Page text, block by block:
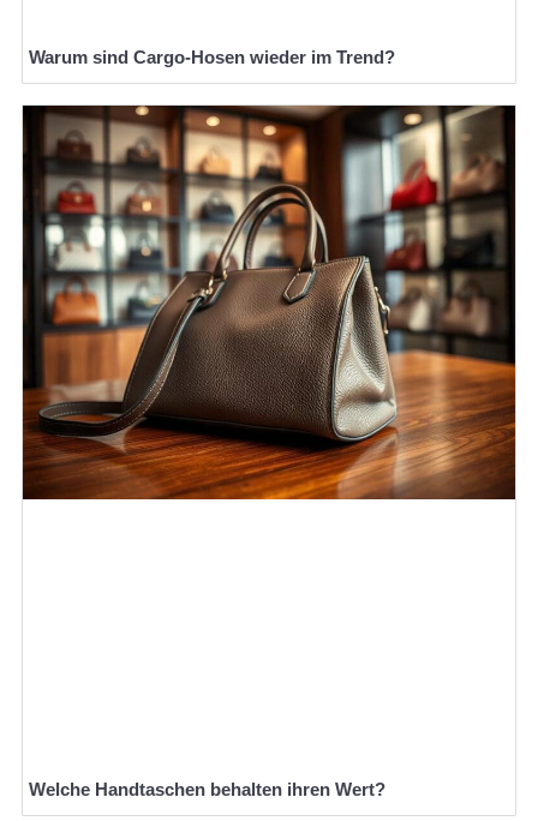
Warum sind Cargo-Hosen wieder im Trend?
Welche Handtaschen behalten ihren Wert?